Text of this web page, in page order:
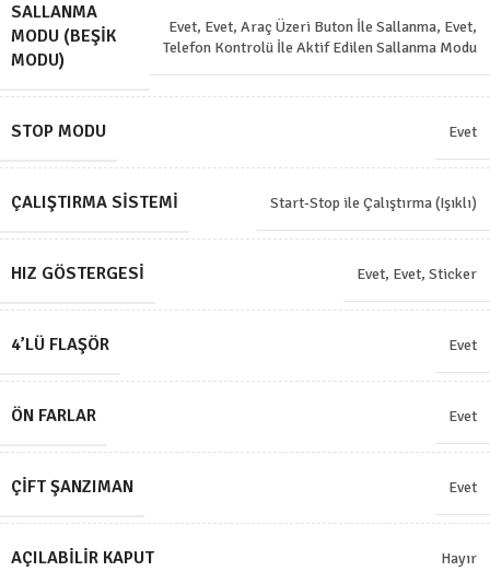
SALLANMA
MODU (BEŞIK
MODU)
Evet, Evet, Araç Üzeri Buton İle Sallanma, Evet,
Telefon Kontrolü İle Aktif Edilen Sallanma Modu
STOP MODU Evet
ÇALIŞTIRMA SISTEMI Start-Stop ile Çalıştırma (Işıklı)
HIZ GÖSTERGESI Evet, Evet, Sticker
4’LÜ FLAŞÖR Evet
ÖN FARLAR Evet
ÇIFT ŞANZIMAN Evet
AÇILABILIR KAPUT Hayır